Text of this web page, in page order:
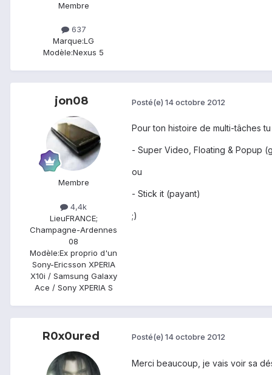
Membre
637
Marque:LG
Modèle:Nexus 5
jon08
Membre
4,4k
LieuFRANCE;
Champagne-Ardennes
08
Modèle:Ex proprio d'un
Sony-Ericsson XPERIA
X10i / Samsung Galaxy
Ace / Sony XPERIA S
Posté(e) 14 octobre 2012
Pour ton histoire de multi-tâches
- Super Video, Floating & Popup
ou
- Stick it (payant)
;)
R0x0ured Posté(e) 14 octobre 2012
Merci beaucoup, je vais voir sa